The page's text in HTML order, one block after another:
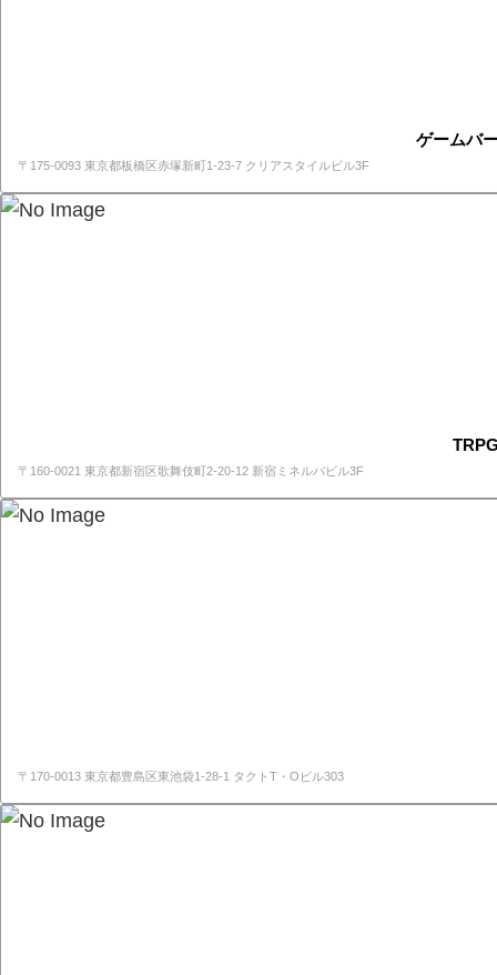
ゲームバ
〒175-0093 東京都板橋区赤塚新町1-23-7 クリアスタイルビル3F
〒160-0021 東京都新宿区歌舞伎町2-20-12 新宿ミネルバビル3F
〒170-0013 東京都豊島区東池袋1-28-1 タクトT・Oビル303